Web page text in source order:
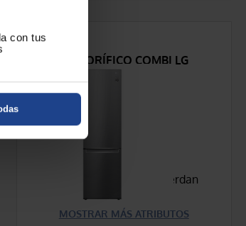
con tus
FRIGORÍFICO COMBI LG
Características que concuerdan
MOSTRAR MÁS ATRIBUTOS